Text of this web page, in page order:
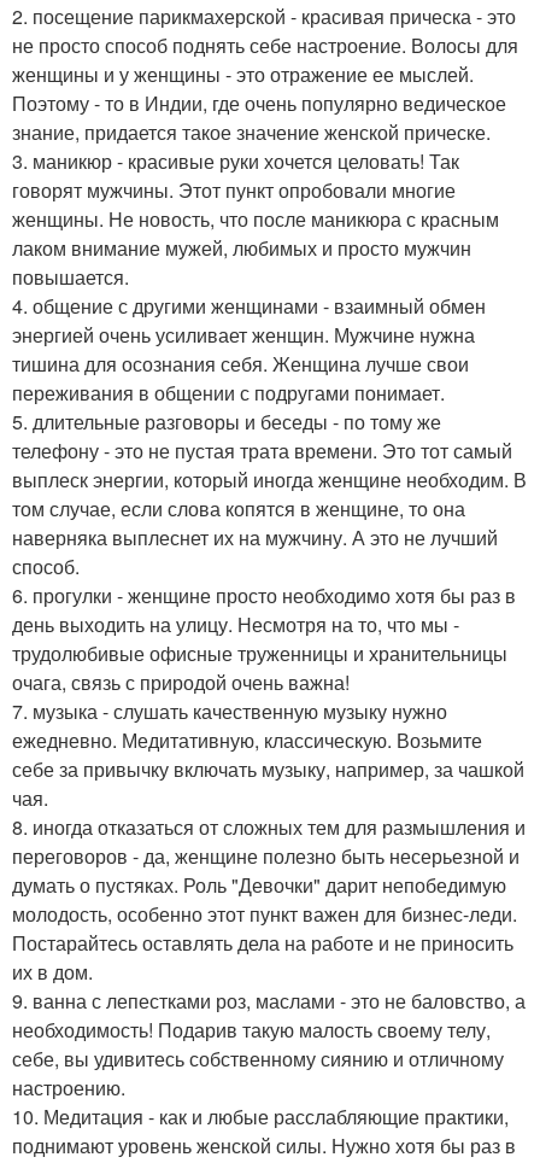
2. посещение парикмахерской - красивая прическа - это
не просто способ поднять себе настроение. Волосы для
женщины и у женщины - это отражение ее мыслей.
Поэтому - то в Индии, где очень популярно ведическое
знание, придается такое значение женской прическе.
3. маникюр - красивые руки хочется целовать! Так
говорят мужчины. Этот пункт опробовали многие
женщины. Не новость, что после маникюра с красным
лаком внимание мужей, любимых и просто мужчин
повышается.
4. общение с другими женщинами - взаимный обмен
энергией очень усиливает женщин. Мужчине нужна
тишина для осознания себя. Женщина лучше свои
переживания в общении с подругами понимает.
5. длительные разговоры и беседы - по тому же
телефону - это не пустая трата времени. Это тот самый
выплеск энергии, который иногда женщине необходим. В
том случае, если слова копятся в женщине, то она
наверняка выплеснет их на мужчину. А это не лучший
способ.
6. прогулки - женщине просто необходимо хотя бы раз в
день выходить на улицу. Несмотря на то, что мы -
трудолюбивые офисные труженницы и хранительницы
очага, связь с природой очень важна!
7. музыка - слушать качественную музыку нужно
ежедневно. Медитативную, классическую. Возьмите
себе за привычку включать музыку, например, за чашкой
чая.
8. иногда отказаться от сложных тем для размышления и
переговоров - да, женщине полезно быть несерьезной и
думать о пустяках. Роль "Девочки" дарит непобедимую
молодость, особенно этот пункт важен для бизнес-леди.
Постарайтесь оставлять дела на работе и не приносить
их в дом.
9. ванна с лепестками роз, маслами - это не баловство, а
необходимость! Подарив такую малость своему телу,
себе, вы удивитесь собственному сиянию и отличному
настроению.
10. Медитация - как и любые расслабляющие практики,
поднимают уровень женской силы. Нужно хотя бы раз в